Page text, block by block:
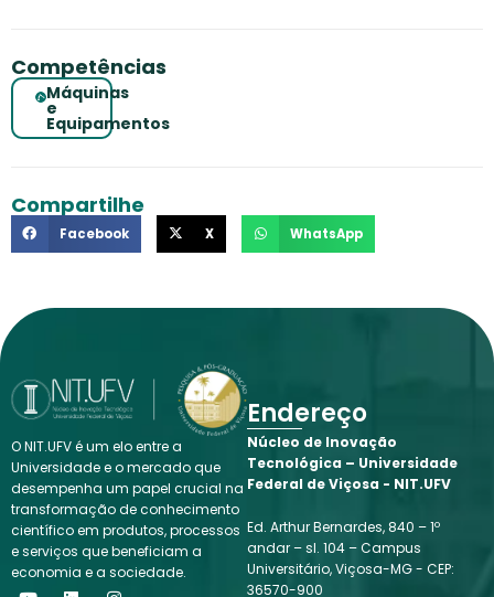
Competências
Máquinas
e
Equipamentos
Compartilhe
Facebook X WhatsApp
O NIT.UFV é um elo entre a
Universidade e o mercado que
desempenha um papel crucial na
transformação de conhecimento
científico em produtos, processos
e serviços que beneficiam a
economia e a sociedade.
Y L I
Endereço
Núcleo de Inovação
Tecnológica – Universidade
Federal de Viçosa - NIT.UFV
Ed. Arthur Bernardes, 840 – 1º
andar – sl. 104 – Campus
Universitário, Viçosa-MG - CEP:
36570-900